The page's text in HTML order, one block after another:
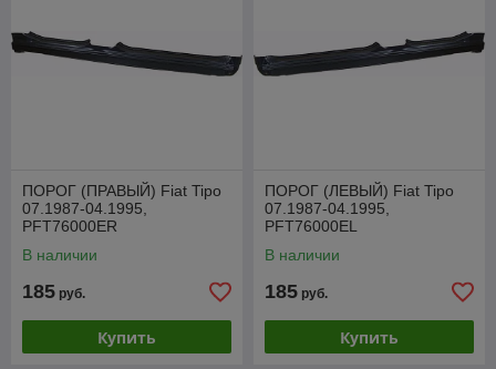
ПОРОГ (ПРАВЫЙ) Fiat Tipo
07.1987-04.1995,
PFT76000ER
В наличии
185 руб.
Купить
ПОРОГ (ЛЕВЫЙ) Fiat Tipo
07.1987-04.1995,
PFT76000EL
В наличии
185 руб.
Купить